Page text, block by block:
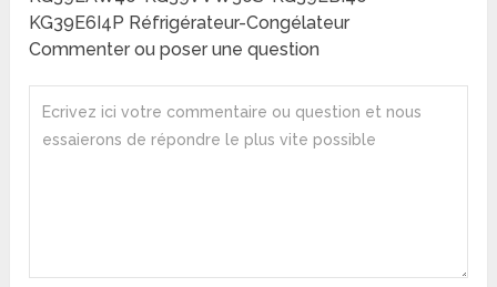
KG39E6I4P Réfrigérateur-Congélateur
Commenter ou poser une question